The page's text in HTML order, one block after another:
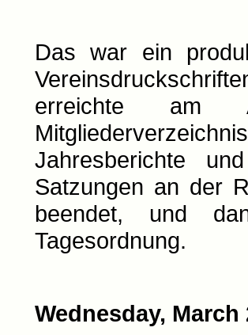
Das war ein
erreichte am
Jahresberichte
Satzungen an der
beendet, und
Tagesordnung.
Wednesday, March